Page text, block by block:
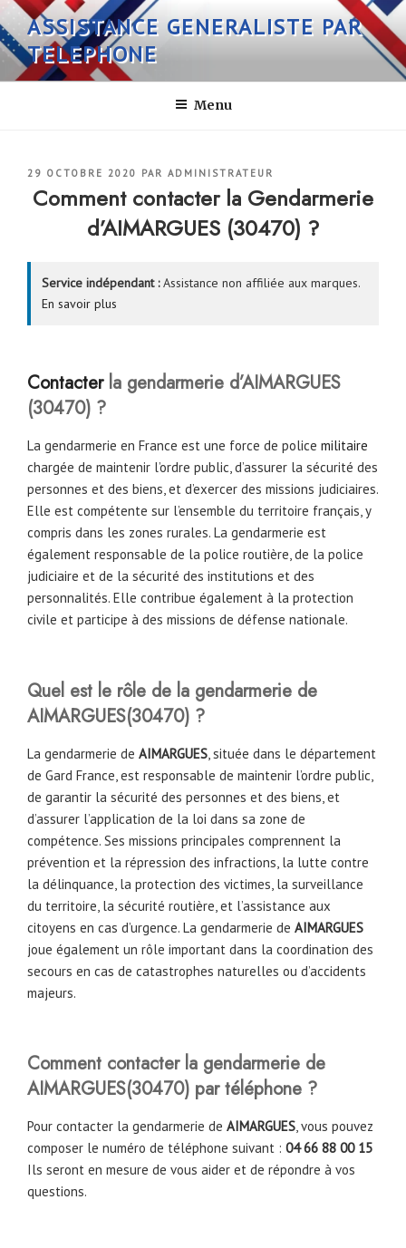
Aller
au
contenu
principal
ASSISTANCE GENERALISTE PAR
TELEPHONE
Menu
PUBLIÉ
LE
29 OCTOBRE 2020 PAR ADMINISTRATEUR
Comment contacter la Gendarmerie
d’AIMARGUES (30470) ?
Service indépendant :Assistance non affiliée aux marques.
En savoir plus
Contacterla gendarmerie d’AIMARGUES
(30470) ?
La gendarmerie en France est une force de police militaire
chargée de maintenir l’ordre public, d’assurer la sécurité des
personnes et des biens, et d’exercer des missions judiciaires.
Elle est compétente sur l’ensemble du territoire français, y
compris dans les zones rurales. La gendarmerie est
également responsable de la police routière, de la police
judiciaire et de la sécurité des institutions et des
personnalités. Elle contribue également à la protection
civile et participe à des missions de défense nationale.
Quel est le rôle de la gendarmerie de
AIMARGUES(30470) ?
La gendarmerie de AIMARGUES , située dans le département
de Gard France, est responsable de maintenir l’ordre public,
de garantir la sécurité des personnes et des biens, et
d’assurer l’application de la loi dans sa zone de
compétence. Ses missions principales comprennent la
prévention et la répression des infractions, la lutte contre
la délinquance, la protection des victimes, la surveillance
du territoire, la sécurité routière, et l’assistance aux
citoyens en cas d’urgence. La gendarmerie de AIMARGUES
joue également un rôle important dans la coordination des
secours en cas de catastrophes naturelles ou d’accidents
majeurs.
Comment contacter la gendarmerie de
AIMARGUES(30470) par téléphone ?
Pour contacter la gendarmerie de AIMARGUES, vous pouvez
composer le numéro de téléphone suivant : 04 66 88 00 15
Ils seront en mesure de vous aider et de répondre à vos
questions.